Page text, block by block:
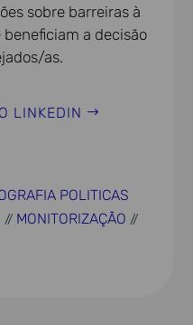
sobre barreiras à
a decisão
as.
LINKEDIN
POLITICAS
// MONITORIZAÇÃO //